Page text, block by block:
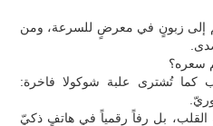
إلى زبونٍ في معرضٍ للسرعة، ومن
سعره؟
كما تُشترى علبة شوكولا فاخرة:
القلب، بل رفاً رقمياً في هاتفٍ ذكيّ